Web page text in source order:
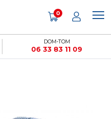
DOM-TOM
06 33 83 11 09
0